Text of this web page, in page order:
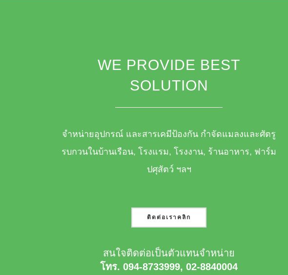
WE PROVIDE BEST
SOLUTION
จำหน่ายอุปกรณ์ และสารเคมีป้องกัน กำจัดแมลงและศัตรู
รบกวนในบ้านเรือน, โรงแรม, โรงงาน, ร้านอาหาร, ฟาร์ม
ปศุสัตว์ ฯลฯ
ติดต่อเราคลิก
สนใจติดต่อเป็นตัวแทนจำหน่าย
โทร. 094-8733999, 02-8840004